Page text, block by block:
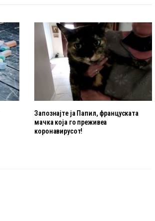
Запознајте ја Папил, француската
мачка која го преживеа
коронавирусот!